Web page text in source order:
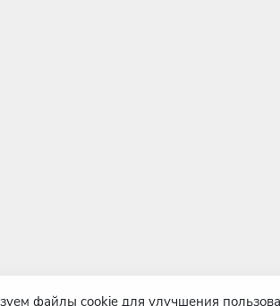
файлы cookie для улучшения